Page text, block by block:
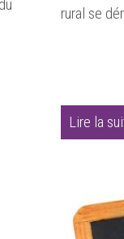
rural se
Lire la